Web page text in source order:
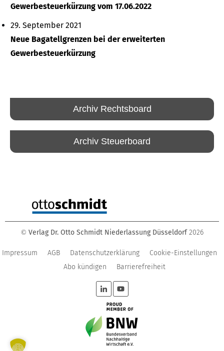
Gewerbesteuerkürzung vom 17.06.2022
29. September 2021
Neue Bagatellgrenzen bei der erweiterten
Gewerbesteuerkürzung
Archiv Rechtsboard
Archiv Steuerboard
© Verlag Dr. Otto Schmidt Niederlassung Düsseldorf 2026
Impressum AGB Datenschutzerklärung
Cookie-Einstellungen
Abo kündigen
Barrierefreiheit